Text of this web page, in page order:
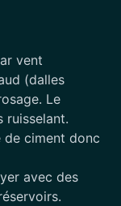
vent
(dalles
Le
ruisselant.
de ciment donc
avec des